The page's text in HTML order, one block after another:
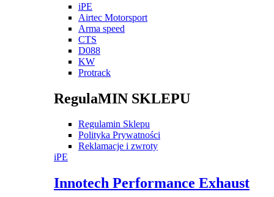
iPE
Airtec Motorsport
Arma speed
CTS
D088
KW
Protrack
RegulaMIN SKLEPU
Regulamin Sklepu
Polityka Prywatności
Reklamacje i zwroty
iPE
Innotech Performance Exhaust